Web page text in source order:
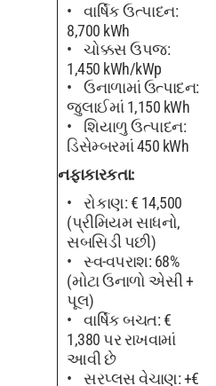
વાર્ષિક ઉત્પાદન:
8,700 kWh
ચોક્કસ ઉપજ:
1,450 kWh/kWp
ઉનાળામાં ઉત્પાદન:
જુલાઈમાં 1,150 kWh
શિયાળુ ઉત્પાદન:
ડિસેમ્બરમાં 450 kWh
નફાકારકતા:
રોકાણ: € 14,500
(પ્રીમિયમ સાધનો,
સબસિડી પછી)
સ્વ-વપરાશ: 68%
(મોટા ઉનાળો એસી +
પૂલ)
વાર્ષિક બચત: €
1,380 પર રાખવામાં
આવી છે
સરપ્લસ વેચાણ: +€